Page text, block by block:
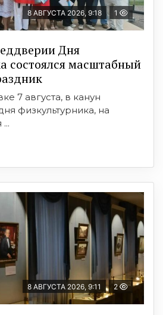
8 АВГУСТА 2026, 9:18 1
Дня
состоялся масштабный
7 августа, в канун
физкультурника, на
8 АВГУСТА 2026, 9:11 2